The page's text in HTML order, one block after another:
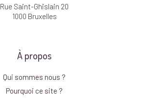
Rue Saint-Ghislain 20
1000 Bruxelles
À propos
Qui sommes nous ?
Pourquoi ce site ?